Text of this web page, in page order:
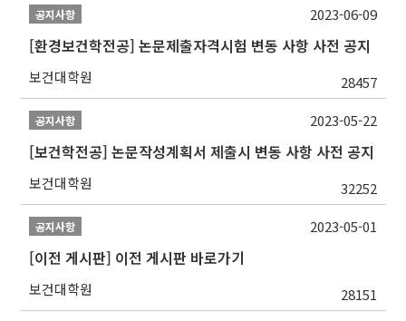
공지사항
[환경보건학전공] 논문제출자격시험 변동 사항 사전 공지
보건대학원 28457
2023-06-09
공지사항
[보건학전공] 논문작성계획서 제출시 변동 사항 사전 공지
보건대학원 32252
2023-05-22
공지사항
[이전 게시판] 이전 게시판 바로가기
보건대학원 28151
2023-05-01